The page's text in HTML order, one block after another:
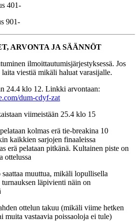
401-
901-
ARVONTA JA SÄÄNNÖT
ilmoittautumisjärjestyksessä. Jos
viestiä mikäli haluat varasijalle.
24.4 klo 12. Linkki arvontaan:
dum-cdyf-zat
viimeistään 25.4 klo 15
kolmas erä tie-breakina 10
kaikkien sarjojen finaaleissa
erä pelataan pitkänä. Kultainen piste on
ottelussa
muuttua, mikäli lopullisella
turnauksen läpivienti näin on
ottelun takuu (mikäli viime hetken
muita vastaavia poissaoloja ei tule)